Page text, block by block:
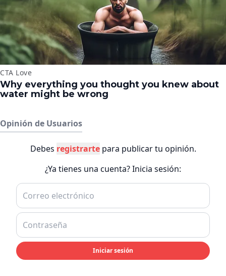
Opinión de Usuarios
Debes registrartepara publicar tu opinión.
¿Ya tienes una cuenta? Inicia sesión:
Iniciar sesión